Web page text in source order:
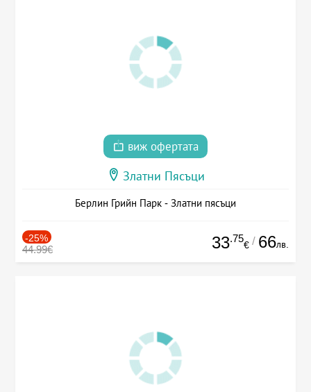
виж офертата
Златни Пясъци
Берлин Грийн Парк - Златни пясъци
-25%
44.99€ 33.75
€ / 66лв.